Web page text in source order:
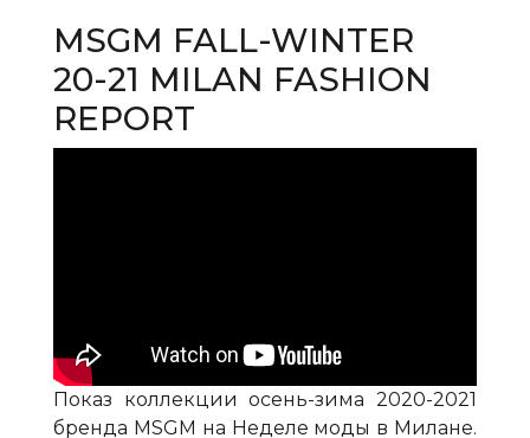
MSGM FALL-WINTER
20-21 MILAN FASHION
REPORT
Показ коллекции осень-зима 2020-2021
бренда MSGM на Неделе моды в Милане.